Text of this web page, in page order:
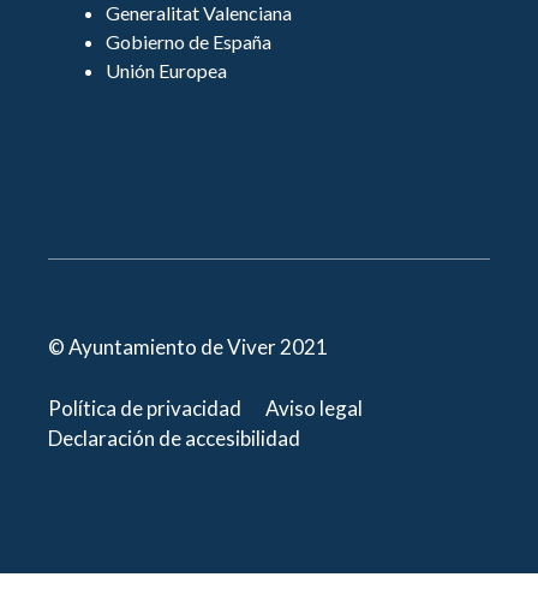
Generalitat Valenciana
Gobierno de España
Unión Europea
© Ayuntamiento de Viver 2021
Política de privacidad
Aviso legal
Declaración de accesibilidad